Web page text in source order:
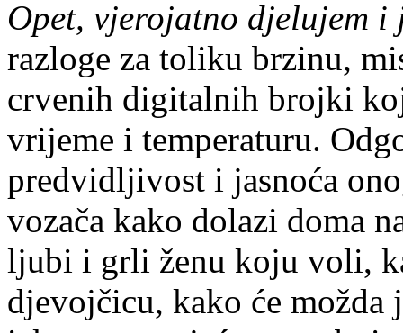
Opet, vjerojatno djelujem
razloge za toliku brzinu,
crvenih digitalnih brojki
vrijeme i temperaturu.
predvidljivost i jasnoća
vozača kako dolazi doma
ljubi i grli ženu koju voli,
djevojčicu, kako će možda